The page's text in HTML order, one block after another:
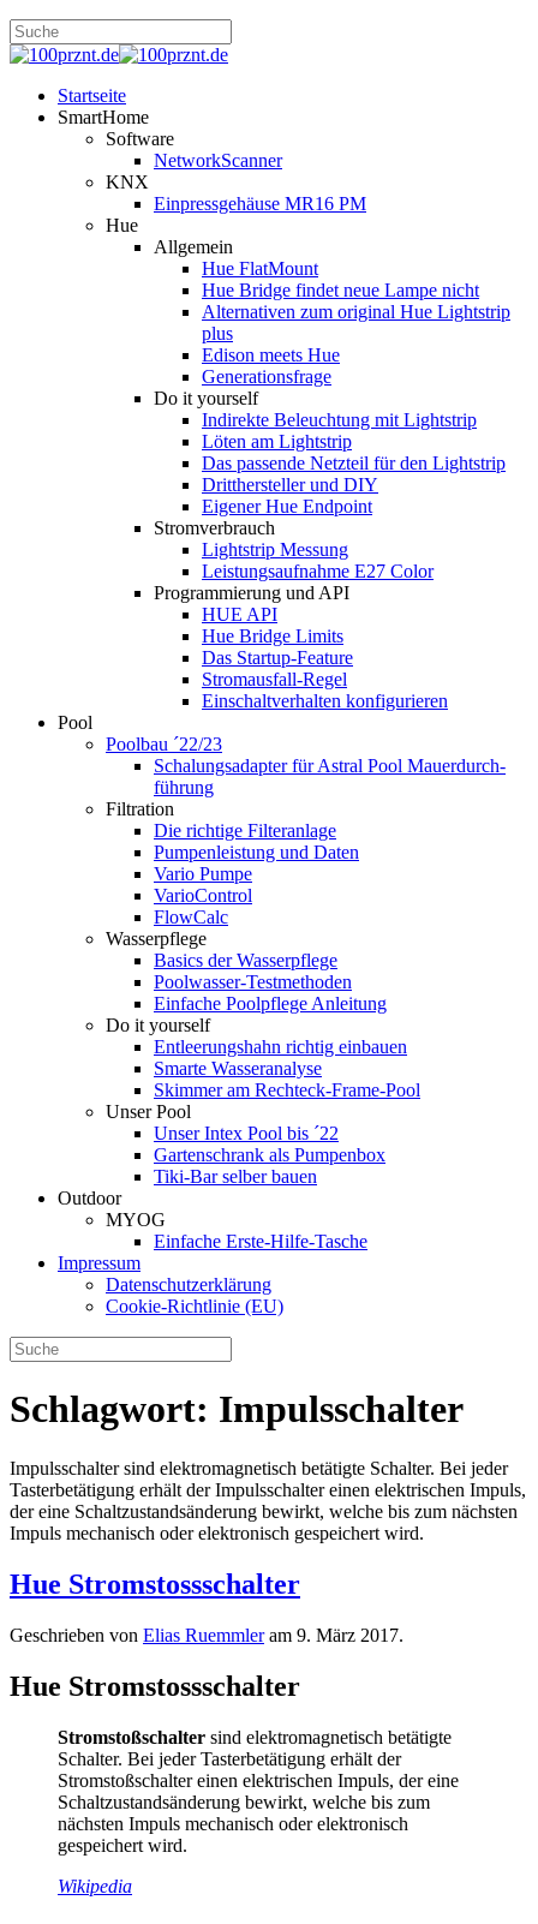
Startseite
SmartHome
Software
NetworkScanner
KNX
Einpressgehäuse MR16 PM
Hue
Allgemein
Hue FlatMount
Hue Bridge findet neue Lampe nicht
Alternativen zum original Hue Lightstrip
plus
Edison meets Hue
Generationsfrage
Do it yourself
Indirekte Beleuchtung mit Lightstrip
Löten am Lightstrip
Das passende Netzteil für den Lightstrip
Dritthersteller und DIY
Eigener Hue Endpoint
Stromverbrauch
Lightstrip Messung
Leistungsaufnahme E27 Color
Programmierung und API
HUE API
Hue Bridge Limits
Das Startup-Feature
Stromausfall-Regel
Einschaltverhalten konfigurieren
Pool
Poolbau ´22/23
Schalungs­adapter für Astral Pool Mauer­durch­
führung
Filtration
Die richtige Filter­anlage
Pumpenleistung und Daten
Vario Pumpe
Vario­Control
FlowCalc
Wasserpflege
Basics der Wasserpflege
Poolwasser-Testmethoden
Einfache Poolpflege Anleitung
Do it yourself
Ent­leerungs­hahn richtig einbauen
Smarte Wasseranalyse
Skimmer am Rechteck-Frame-Pool
Unser Pool
Unser Intex Pool bis ´22
Gartenschrank als Pumpenbox
Tiki-Bar selber bauen
Outdoor
MYOG
Einfache Erste-Hilfe-Tasche
Impressum
Datenschutzerklärung
Cookie-Richtlinie (EU)
Schlagwort: Impulsschalter
Impulsschalter sind elektromagnetisch betätigte Schalter. Bei jeder
Tasterbetätigung erhält der Impulsschalter einen elektrischen Impuls,
der eine Schaltzustandsänderung bewirkt, welche bis zum nächsten
Impuls mechanisch oder elektronisch gespeichert wird.
Hue Stromstossschalter
Geschrieben von Elias Ruemmleram 9. März 2017.
Hue Stromstossschalter
Stromstoßschalter sind elektromagnetisch betätigte
Schalter. Bei jeder Tasterbetätigung erhält der
Stromstoßschalter einen elektrischen Impuls, der eine
Schaltzustandsänderung bewirkt, welche bis zum
nächsten Impuls mechanisch oder elektronisch
gespeichert wird.
Wikipedia